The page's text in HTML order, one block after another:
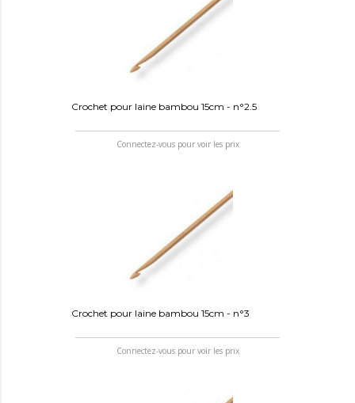
Crochet pour laine bambou 15cm - n°2.5
Connectez-vous pour voir les prix
Crochet pour laine bambou 15cm - n°3
Connectez-vous pour voir les prix